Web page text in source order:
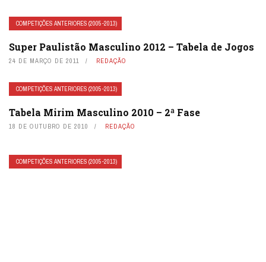
COMPETIÇÕES ANTERIORES (2005-2013)
Super Paulistão Masculino 2012 – Tabela de Jogos
24 DE MARÇO DE 2011 REDAÇÃO
COMPETIÇÕES ANTERIORES (2005-2013)
Tabela Mirim Masculino 2010 – 2ª Fase
18 DE OUTUBRO DE 2010 REDAÇÃO
COMPETIÇÕES ANTERIORES (2005-2013)